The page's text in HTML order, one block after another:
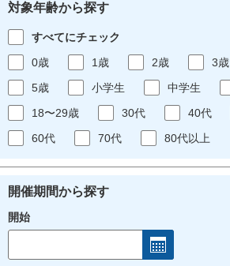
対象年齢から探す
すべてにチェック
0歳
1歳 2歳 3歳
5歳
小学生 中学生
18〜29歳
30代 40代
60代
70代 80代以上
開催期間から探す
開始